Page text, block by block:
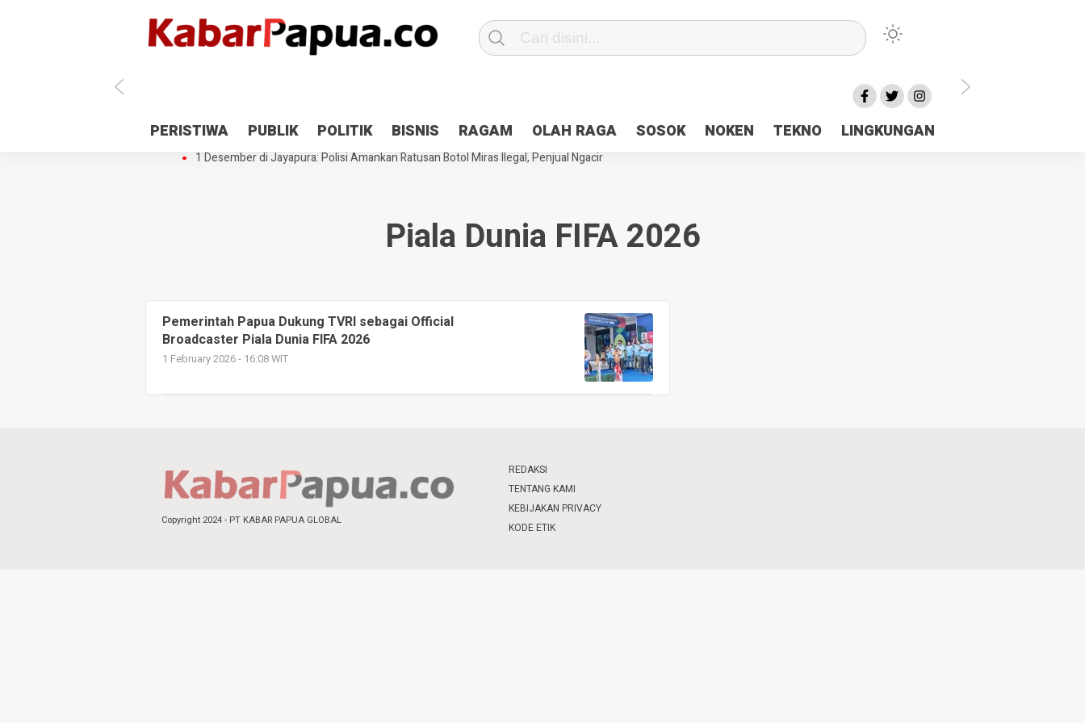
PERISTIWA PUBLIK POLITIK BISNIS RAGAM OLAH RAGA SOSOK NOKEN TEKNO LINGKUNGAN
Antisipasi 1 Desember, TNI Polri Patroli 2×24 jam di Kota Jayapura
Pesan Sejuk Polri di Deklarasi Pemilu Ceria Tanah Papua
Gedung Perpustakaan SMPN 5 Sentani Terbakar
Hibah Pilkada Jayapura Cair 10 Persen, Deposit Kas Daerah Rp23 Miliar Disorot
1 Desember di Jayapura: Polisi Amankan Ratusan Botol Miras Ilegal, Penjual Ngacir
Piala Dunia FIFA 2026
Pemerintah Papua Dukung TVRI sebagai Official
Broadcaster Piala Dunia FIFA 2026
1 February 2026 - 16:08 WIT
Copyright 2024 - PT KABAR PAPUA GLOBAL
REDAKSI
TENTANG KAMI
KEBIJAKAN PRIVACY
KODE ETIK